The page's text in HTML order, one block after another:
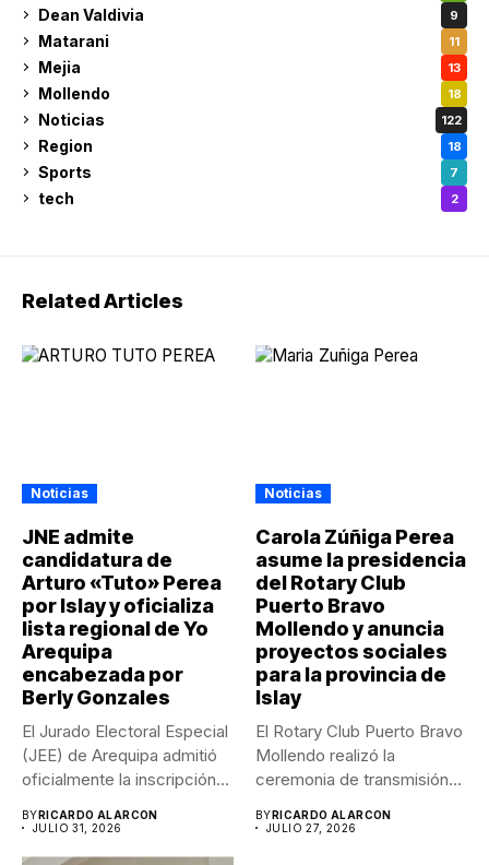
Dean Valdivia 9
Matarani 11
Mejia 13
Mollendo 18
Noticias 122
Region 18
Sports 7
tech 2
Related Articles
Noticias
JNE admite
candidatura de
Arturo «Tuto» Perea
por Islay y oficializa
lista regional de Yo
Arequipa
encabezada por
Berly Gonzales
El Jurado Electoral Especial
(JEE) de Arequipa admitió
oficialmente la inscripción
BY RICARDO ALARCON
JULIO 31, 2026
Noticias
Carola Zúñiga Perea
asume la presidencia
del Rotary Club
Puerto Bravo
Mollendo y anuncia
proyectos sociales
para la provincia de
Islay
El Rotary Club Puerto Bravo
Mollendo realizó la
ceremonia de transmisión
BY RICARDO ALARCON
JULIO 27, 2026